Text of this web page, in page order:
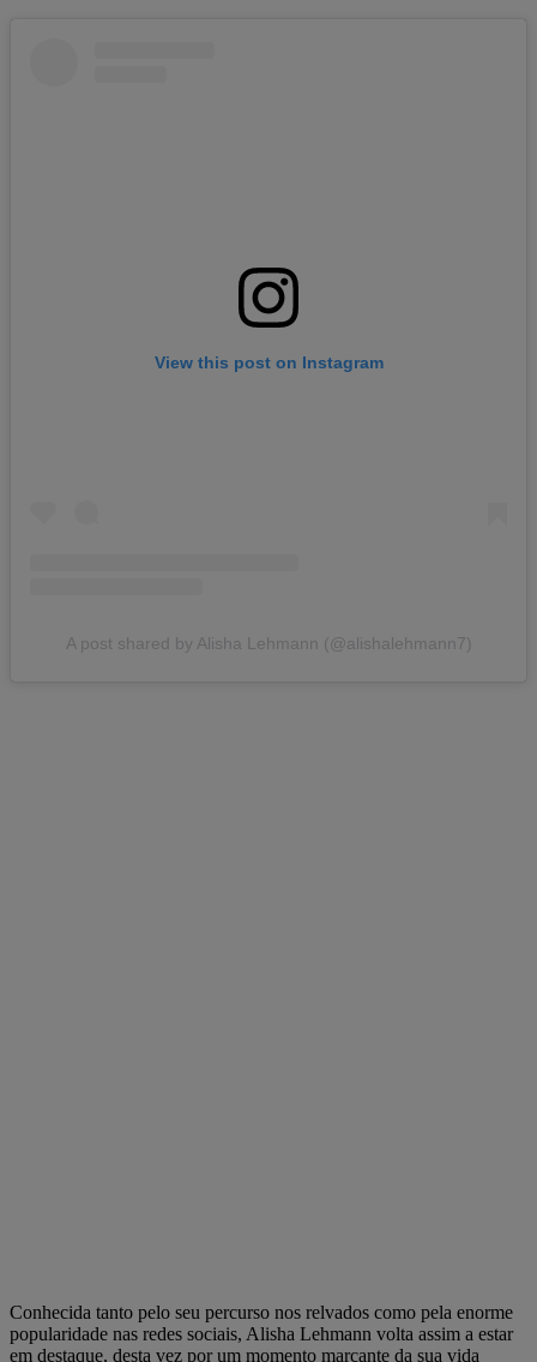
View this post on Instagram
A post shared by Alisha Lehmann (@alishalehmann7)
Conhecida tanto pelo seu percurso nos relvados como pela enorme
popularidade nas redes sociais, Alisha Lehmann volta assim a estar
em destaque, desta vez por um momento marcante da sua vida